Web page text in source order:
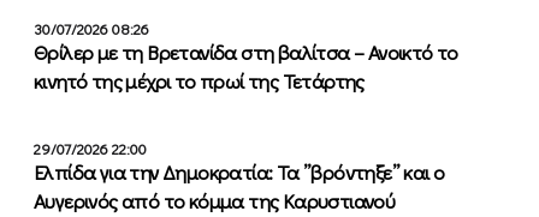
30/07/2026 08:26
Θρίλερ με τη Βρετανίδα στη βαλίτσα – Ανοικτό το
κινητό της μέχρι το πρωί της Τετάρτης
29/07/2026 22:00
Ελπίδα για την Δημοκρατία: Τα ”βρόντηξε” και ο
Αυγερινός από το κόμμα της Καρυστιανού